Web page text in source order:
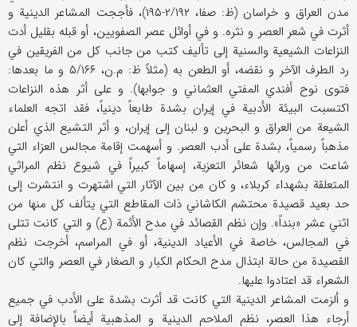
مدن العراق و خراسان (ظ: صفا، ۲/۱۹۲-۱۹۵)، فأججت المشاعر الدينية و
أثرت في شعر العصر و نثره. و في أوائل عصر الصفويين، أو قبله بقليل أدت
النزاعات الشيعية والسنية إلى تأليف كتب من جانب كل من الفريقين في
رد الطرف الآخر و نقضه، أو الطعن به (مثلاً ظ: م.ن، ۵/۱۶۶ و ما بعدها:
فتوى نوح أفندي المفتي العثماني و جوابها). و على أثر هذه النزاعات
اكتسبت البيئة الأدبية في إيران بشدة طابعاً دينياً، فقد اتجه العلماء
الشيعة من العراق و البحرين و لبنان إلى إيران، و أثر التشيع الذي أعلن
مذهباً رسمياً، بشدة على أدب العصر. و أسهمت إقامة مجالس العزاء التي
شاعت من ورائها شعائر التعزية، إسهاماً كبيراً في شيوع نظم المراثي
المتعلقة بشهداء كربلاء، و كان من بين الآثار التي اشتهرت و انتشرت إلى
حد بعيد قصيدة محتشم الكاشاني ذات المقاطع التي يتألف كل منها من
اثني عشر «بنداً». وإن نظم القصائد في مدح الأئمة (ع) و التي كانت تتلى
في المجالس، خاصة في الأعياد الدينية، أو في المراسم، أخرجت نظم
القصيدة من حالة ابتذال مدح الحكام الكبار و الصغار في العصر والتي كان
الشعراء قد اعتادوا عليها.
و ألزمت المشاعر الدينية التي كانت قد أثرت بشدة على الأدب في جميع
أرجاء هذا العصر، نظم الملاحم الدينية و المذهبية أيضاً بالإضافة إلى